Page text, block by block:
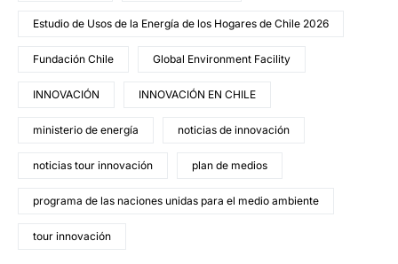
Estudio de Usos de la Energía de los Hogares de Chile 2026
Fundación Chile Global Environment Facility
INNOVACIÓN INNOVACIÓN EN CHILE
ministerio de energía noticias de innovación
noticias tour innovación plan de medios
programa de las naciones unidas para el medio ambiente
tour innovación